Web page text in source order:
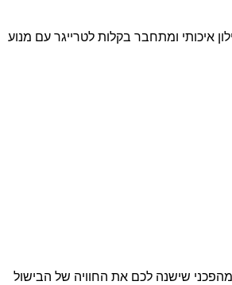
איכותי ומתחבר בקלות לטרייגר עם מנוע
850 של טרייגר הוא לא סתם גריל - זה מכשיר מהפכני שישנה לכם את החוויה של הבישול